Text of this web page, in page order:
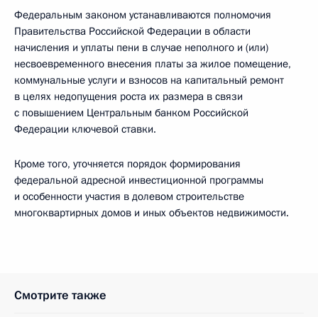
Федеральным законом устанавливаются полномочия
Правительства Российской Федерации в области
начисления и уплаты пени в случае неполного и (или)
несвоевременного внесения платы за жилое помещение,
коммунальные услуги и взносов на капитальный ремонт
в целях недопущения роста их размера в связи
с повышением Центральным банком Российской
Федерации ключевой ставки.
Кроме того, уточняется порядок формирования
федеральной адресной инвестиционной программы
и особенности участия в долевом строительстве
многоквартирных домов и иных объектов недвижимости.
Смотрите также